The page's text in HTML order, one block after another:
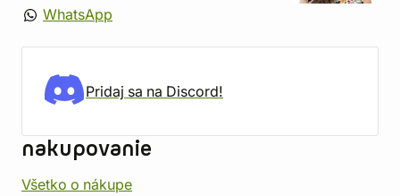
WhatsApp
Pridaj sa na Discord!
nakupovanie
Všetko o nákupe